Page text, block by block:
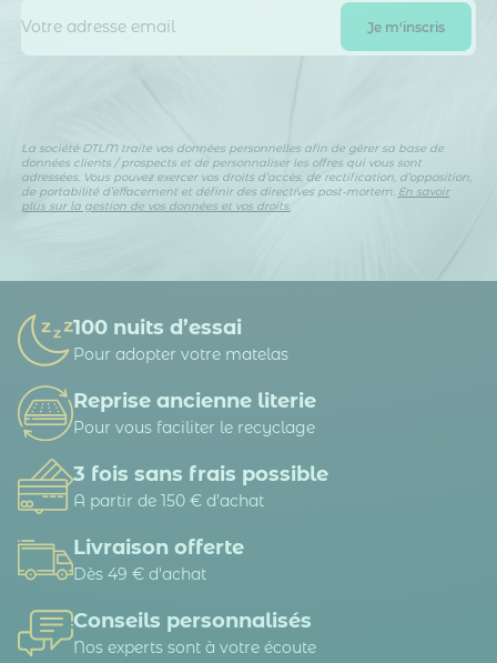
La société DTLM traite vos données personnelles afin de gérer sa base de
données clients / prospects et de personnaliser les offres qui vous sont
adressées. Vous pouvez exercer vos droits d’accès, de rectification, d’opposition,
de portabilité d’effacement et définir des directives post-mortem. En savoir
plus sur la gestion de vos données et vos droits.
100 nuits d’essai
Pour adopter votre matelas
Reprise ancienne literie
Pour vous faciliter le recyclage
3 fois sans frais possible
A partir de 150 € d’achat
Livraison offerte
Dès 49 € d'achat
Conseils personnalisés
Nos experts sont à votre écoute